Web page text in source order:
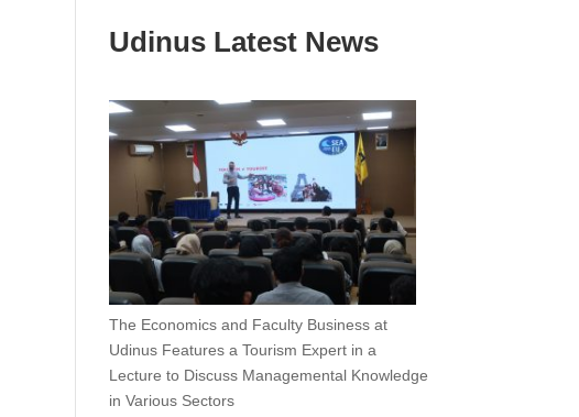
Udinus Latest News
The Economics and Faculty Business at
Udinus Features a Tourism Expert in a
Lecture to Discuss Managemental Knowledge
in Various Sectors